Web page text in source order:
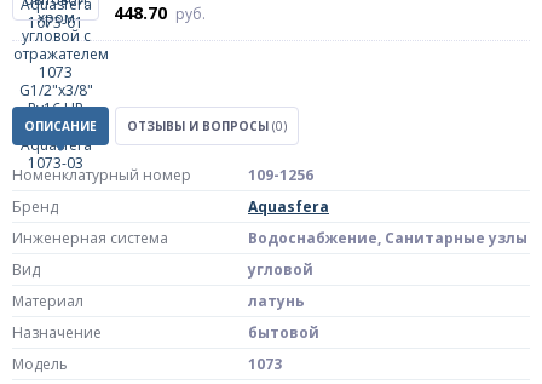
448.70 руб.
ОПИСАНИЕ ОТЗЫВЫ И ВОПРОСЫ (0)
Номенклатурный номер
109-1256
Бренд
Aquasfera
Инженерная система
Водоснабжение, Санитарные узлы
Вид
угловой
Материал
латунь
Назначение
бытовой
Модель
1073